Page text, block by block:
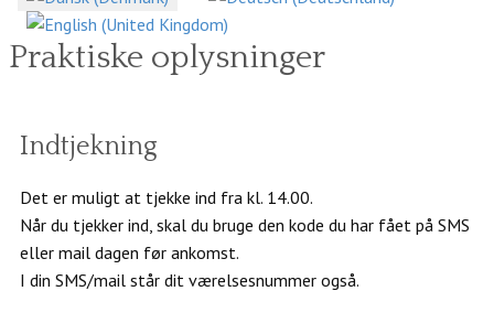
Praktiske oplysninger
Indtjekning
Det er muligt at tjekke ind fra kl. 14.00.
Når du tjekker ind, skal du bruge den kode du har fået på SMS
eller mail dagen før ankomst.
I din SMS/mail står dit værelsesnummer også.